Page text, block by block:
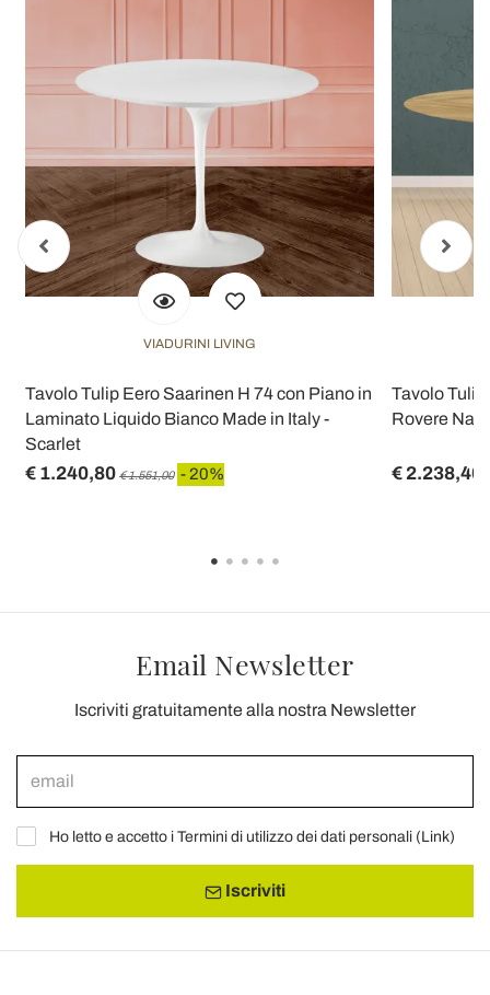
VIADURINI LIVING
Tavolo Tulip Eero Saarinen H 74 con Piano in
Laminato Liquido Bianco Made in Italy -
Scarlet
€ 1.240,80 € 1.551,00 - 20%
Tavolo
Rovere
€ 2.238,40
Email Newsletter
Iscriviti gratuitamente alla nostra Newsletter
Ho letto e accetto i Termini di utilizzo dei dati personali (Link)
Iscriviti